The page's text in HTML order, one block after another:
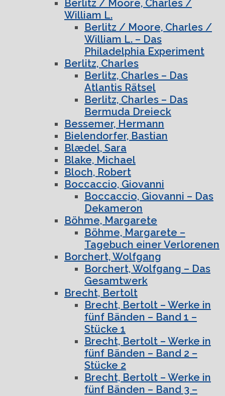
Berlitz / Moore, Charles /
William L.
Berlitz / Moore, Charles /
William L. – Das
Philadelphia Experiment
Berlitz, Charles
Berlitz, Charles – Das
Atlantis Rätsel
Berlitz, Charles – Das
Bermuda Dreieck
Bessemer, Hermann
Bielendorfer, Bastian
Blædel, Sara
Blake, Michael
Bloch, Robert
Boccaccio, Giovanni
Boccaccio, Giovanni – Das
Dekameron
Böhme, Margarete
Böhme, Margarete –
Tagebuch einer Verlorenen
Borchert, Wolfgang
Borchert, Wolfgang – Das
Gesamtwerk
Brecht, Bertolt
Brecht, Bertolt – Werke in
fünf Bänden – Band 1 –
Stücke 1
Brecht, Bertolt – Werke in
fünf Bänden – Band 2 –
Stücke 2
Brecht, Bertolt – Werke in
fünf Bänden – Band 3 –